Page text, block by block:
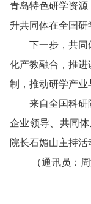
青岛特色研学资
升共同体在全国研
下一步，共同
化产教融合，推
制，推动研学产业
来自全国科研
企业领导
共同
院长石媚山主持活
（通讯员：